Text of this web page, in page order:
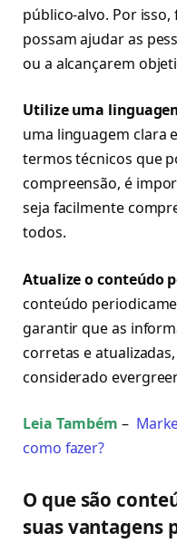
público-alvo. Por
possam ajudar as
ou a alcançarem
Utilize uma
uma linguagem clara
termos técnicos que
compreensão, é
seja facilmente
todos.
Atualize o conteúdo
conteúdo
garantir que as
corretas e
considerado
Leia Também –
como fazer?
O que são
suas vantagens